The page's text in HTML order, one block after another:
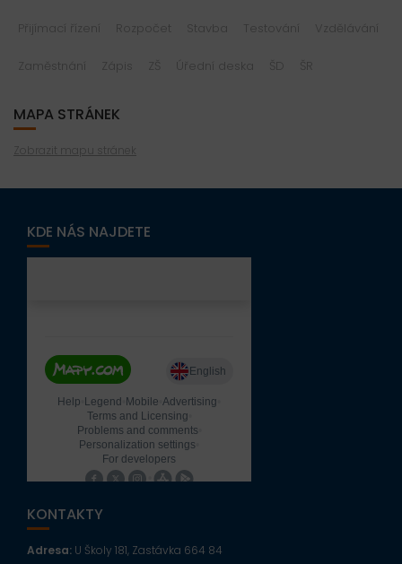
Přijímací řízení Rozpočet Stavba Testování Vzdělávání
Zaměstnání Zápis ZŠ Úřední deska ŠD ŠR
MAPA STRÁNEK
Zobrazit mapu stránek
KDE NÁS NAJDETE
KONTAKTY
Adresa: U Školy 181, Zastávka 664 84